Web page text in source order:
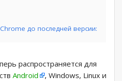
до последней версии:
распространяется для
Android
, Windows, Linux и